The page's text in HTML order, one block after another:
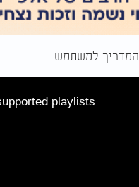
המדריך למשתמש
playlists.